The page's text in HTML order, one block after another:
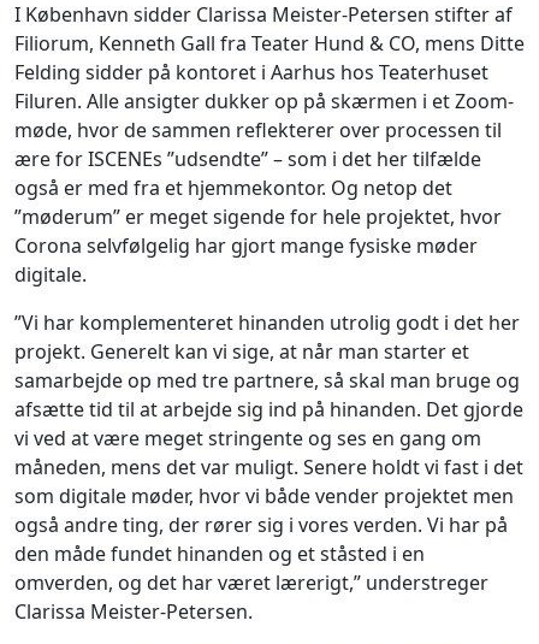
I København sidder Clarissa Meister-Petersen stifter af
Filiorum, Kenneth Gall fra Teater Hund & CO, mens Ditte
Felding sidder på kontoret i Aarhus hos Teaterhuset
Filuren. Alle ansigter dukker op på skærmen i et Zoom-
møde, hvor de sammen reflekterer over processen til
ære for ISCENEs ”udsendte” – som i det her tilfælde
også er med fra et hjemmekontor. Og netop det
”møderum” er meget sigende for hele projektet, hvor
Corona selvfølgelig har gjort mange fysiske møder
digitale.
”Vi har komplementeret hinanden utrolig godt i det her
projekt. Generelt kan vi sige, at når man starter et
samarbejde op med tre partnere, så skal man bruge og
afsætte tid til at arbejde sig ind på hinanden. Det gjorde
vi ved at være meget stringente og ses en gang om
måneden, mens det var muligt. Senere holdt vi fast i det
som digitale møder, hvor vi både vender projektet men
også andre ting, der rører sig i vores verden. Vi har på
den måde fundet hinanden og et ståsted i en
omverden, og det har været lærerigt,” understreger
Clarissa Meister-Petersen.